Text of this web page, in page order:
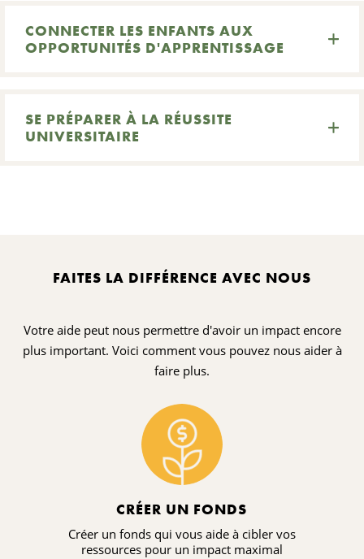
CONNECTER LES ENFANTS AUX
OPPORTUNITÉS D'APPRENTISSAGE
SE PRÉPARER À LA RÉUSSITE
UNIVERSITAIRE
FAITES LA DIFFÉRENCE AVEC NOUS
Votre aide peut nous permettre d'avoir un impact encore
plus important. Voici comment vous pouvez nous aider à
faire plus.
CRÉER UN FONDS
Créer un fonds qui vous aide à cibler vos
ressources pour un impact maximal